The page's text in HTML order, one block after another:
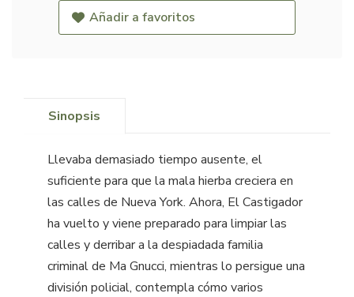
Añadir a favoritos
Sinopsis
Llevaba demasiado tiempo ausente, el
suficiente para que la mala hierba creciera en
las calles de Nueva York. Ahora, El Castigador
ha vuelto y viene preparado para limpiar las
calles y derribar a la despiadada familia
criminal de Ma Gnucci, mientras lo persigue una
división policial, contempla cómo varios